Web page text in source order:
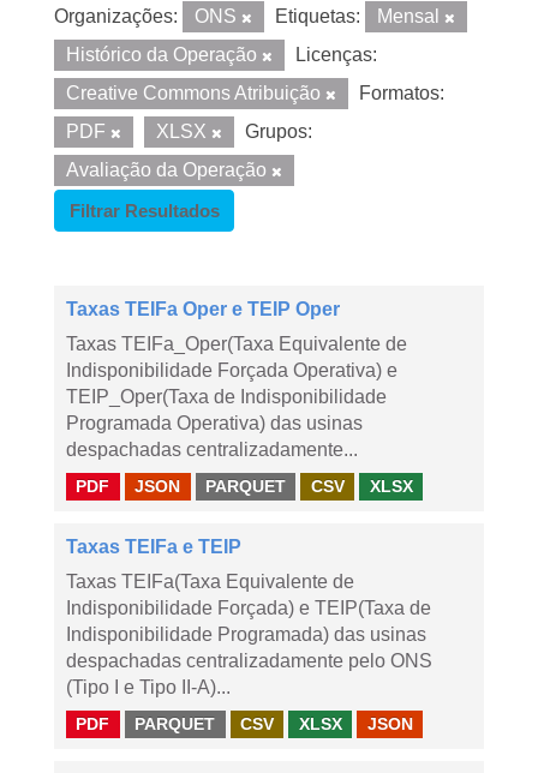
Organizações: ONS Etiquetas:
Mensal
Histórico da Operação
Licenças:
Creative Commons Atribuição
Formatos:
PDF
XLSX
Grupos:
Avaliação da Operação
Filtrar Resultados
Taxas TEIFa Oper e TEIP Oper
Taxas TEIFa_Oper(Taxa Equivalente de
Indisponibilidade Forçada Operativa) e
TEIP_Oper(Taxa de Indisponibilidade
Programada Operativa) das usinas
despachadas centralizadamente...
PDF JSON PARQUET CSV XLSX
Taxas TEIFa e TEIP
Taxas TEIFa(Taxa Equivalente de
Indisponibilidade Forçada) e TEIP(Taxa de
Indisponibilidade Programada) das usinas
despachadas centralizadamente pelo ONS
(Tipo I e Tipo II-A)...
PDF PARQUET CSV XLSX JSON